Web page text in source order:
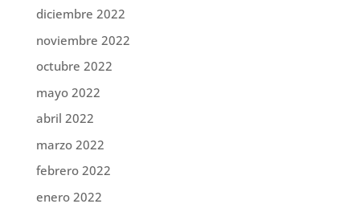
diciembre 2022
noviembre 2022
octubre 2022
mayo 2022
abril 2022
marzo 2022
febrero 2022
enero 2022